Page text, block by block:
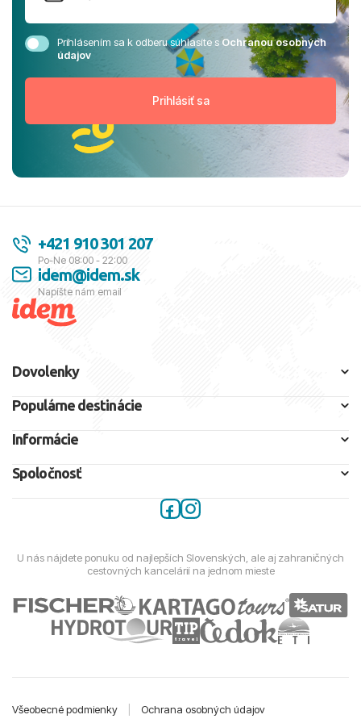
Prihlásením sa k odberu súhlasíte sOchranou osobných
údajov
+421 910 301 207
Po-Ne 08:00 - 22:00
idem@idem.sk
Napíšte nám email
Dovolenky
Populárne destinácie
Informácie
Spoločnosť
U nás nájdete ponuku od najlepších Slovenských, ale aj zahraničných
cestovných kancelárií na jednom mieste
Všeobecné podmienky Ochrana osobných údajov